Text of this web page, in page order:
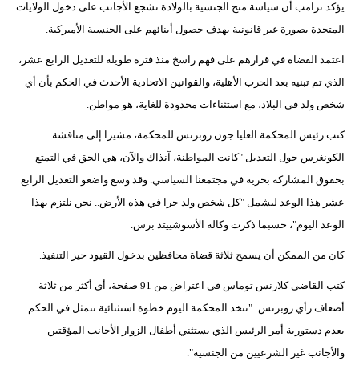
يؤكد ترامب أن سياسة منح الجنسية بالولادة تشجع الأجانب على دخول الولايات
المتحدة بصورة غير قانونية بهدف حصول أبنائهم على الجنسية الأميركية.
اعتمد القضاة في قرارهم على فهم راسخ منذ فترة طويلة للتعديل الرابع عشر،
الذي تم تبنيه بعد الحرب الأهلية، والقوانين الاتحادية الأحدث في الحكم بأن أي
شخص ولد في البلاد، مع استثناءات محدودة للغاية، هو مواطن.
كتب رئيس المحكمة العليا جون روبرتس للمحكمة، مشيرا إلى مناقشة
الكونغرس حول التعديل "كانت المواطنة، آنذاك والآن، هي الحق في التمتع
بحقوق المشاركة بحرية في مجتمعنا السياسي. وقد وسع واضعو التعديل الرابع
عشر هذا الوعد ليشمل "كل شخص ولد حرا في هذه الأرض.. نحن نلتزم بهذا
الوعد اليوم"، حسبما ذكرت وكالة الأسوشييتد برس.
كان من الممكن أن يسمح ثلاثة قضاة محافظين بدخول القيود حيز التنفيذ.
كتب القاضي كلارنس توماس في اعتراض من 91 صفحة، أي أكثر من ثلاثة
أضعاف رأي روبرتس: "تتخذ المحكمة اليوم خطوة استثنائية تتمثل في الحكم
بعدم دستورية أمر الرئيس الذي يستثني أطفال الزوار الأجانب المؤقتين
والأجانب غير الشرعيين من الجنسية".